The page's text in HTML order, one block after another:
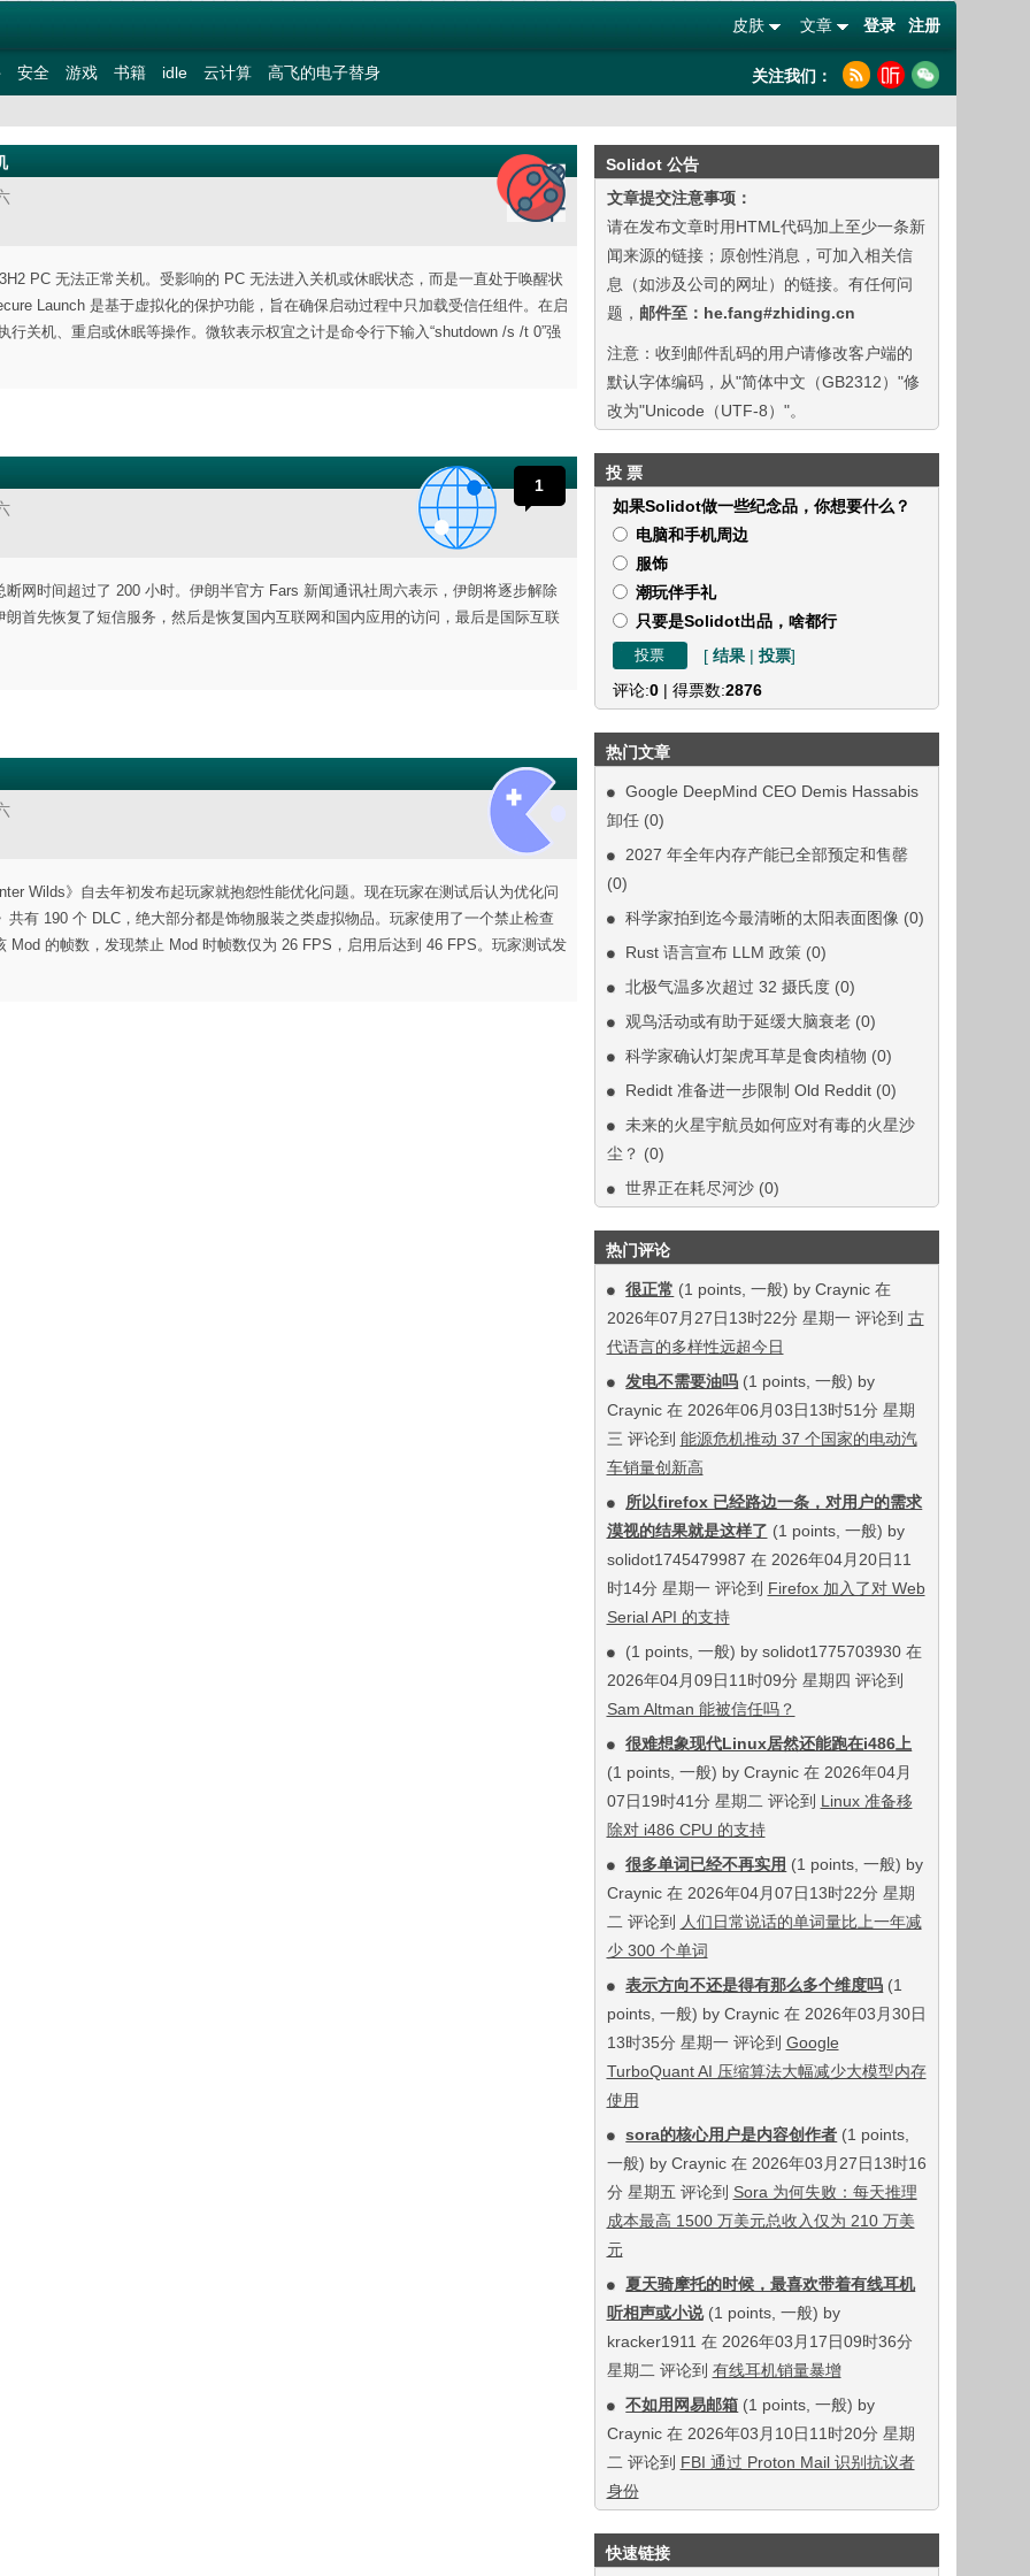
登录 注册
文章
皮肤
安全 游戏 书籍 idle 云计算 高飞的电子替身 关注我们：
Solidot 公告
文章提交注意事项：
请在发布文章时用HTML代码加上至少一条新
闻来源的链接；原创性消息，可加入相关信
息（如涉及公司的网址）的链接。有任何问
题， 邮件至：he.fang#zhiding.cn
注意：收到邮件乱码的用户请修改客户端的
默认字体编码，从"简体中文（GB2312）"修
改为"Unicode（UTF-8）"。
投 票
如果Solidot做一些纪念品，你想要什么？
电脑和手机周边
服饰
潮玩伴手礼
只要是Solidot出品，啥都行
[ 结果| 投票]
评论:0| 得票数:2876
热门文章
Google DeepMind CEO Demis Hassabis
卸任 (0)
2027 年全年内存产能已全部预定和售罄
(0)
科学家拍到迄今最清晰的太阳表面图像 (0)
Rust 语言宣布 LLM 政策 (0)
北极气温多次超过 32 摄氏度 (0)
观鸟活动或有助于延缓大脑衰老 (0)
科学家确认灯架虎耳草是食肉植物 (0)
Redidt 准备进一步限制 Old Reddit (0)
未来的火星宇航员如何应对有毒的火星沙
尘？ (0)
世界正在耗尽河沙 (0)
热门评论
很正常 (1 points, 一般) by Craynic 在
2026年07月27日13时22分 星期一 评论到 古
代语言的多样性远超今日
发电不需要油吗 (1 points, 一般) by
Craynic 在 2026年06月03日13时51分 星期
三 评论到 能源危机推动 37 个国家的电动汽
车销量创新高
所以firefox 已经路边一条，对用户的需求
漠视的结果就是这样了 (1 points, 一般) by
solidot1745479987 在 2026年04月20日11
时14分 星期一 评论到 Firefox 加入了对 Web
Serial API 的支持
(1 points, 一般) by solidot1775703930 在
2026年04月09日11时09分 星期四 评论到
Sam Altman 能被信任吗？
很难想象现代Linux居然还能跑在i486上
(1 points, 一般) by Craynic 在 2026年04月
07日19时41分 星期二 评论到 Linux 准备移
除对 i486 CPU 的支持
很多单词已经不再实用 (1 points, 一般) by
Craynic 在 2026年04月07日13时22分 星期
二 评论到
人们日常说话的单词量比上一年减
少 300 个单词
表示方向不还是得有那么多个维度吗 (1
points, 一般) by Craynic 在 2026年03月30日
13时35分 星期一 评论到 Google
TurboQuant AI 压缩算法大幅减少大模型内存
使用
sora的核心用户是内容创作者 (1 points,
一般) by Craynic 在 2026年03月27日13时16
分 星期五 评论到 Sora 为何失败：每天推理
成本最高 1500 万美元总收入仅为 210 万美
元
夏天骑摩托的时候，最喜欢带着有线耳机
听相声或小说(1 points, 一般) by
kracker1911 在 2026年03月17日09时36分
星期二 评论到 有线耳机销量暴增
不如用网易邮箱 (1 points, 一般) by
Craynic 在 2026年03月10日11时20分 星期
二 评论到 FBI 通过 Proton Mail 识别抗议者
身份
快速链接
PC 无法正常关机。受影响的 PC 无法进入关机或休眠状态，而是一直处于唤醒状
Launch 是基于虚拟化的保护功能，旨在确保启动过程中只加载受信任组件。在启
关机、重启或休眠等操作。微软表示权宜之计是命令行下输入“shutdown /s /t 0”强
1
网时间超过了 200 小时。伊朗半官方 Fars 新闻通讯社周六表示，伊朗将逐步解除
首先恢复了短信服务，然后是恢复国内互联网和国内应用的访问，最后是国际互联
Wilds》自去年初发布起玩家就抱怨性能优化问题。现在玩家在测试后认为优化问
有 190 个 DLC，绝大部分都是饰物服装之类虚拟物品。玩家使用了一个禁止检查
的帧数，发现禁止 Mod 时帧数仅为 26 FPS，启用后达到 46 FPS。玩家测试发